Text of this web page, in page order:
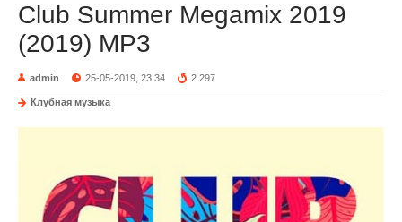
Club Summer Megamix 2019
(2019) MP3
admin 25-05-2019, 23:34 2 297
Клубная музыка